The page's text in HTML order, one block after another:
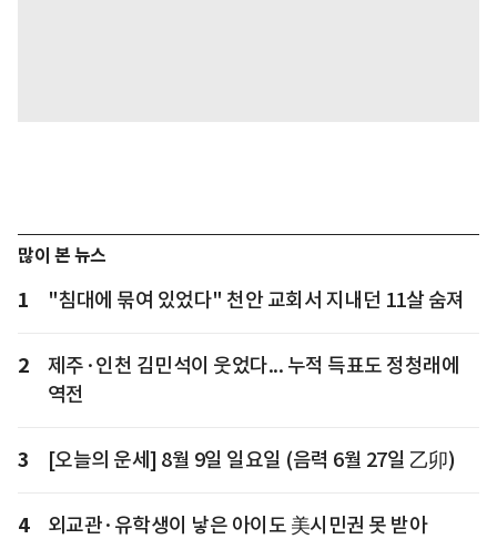
많이 본 뉴스
1 "침대에 묶여 있었다" 천안 교회서 지내던 11살 숨져
2
제주·인천 김민석이 웃었다... 누적 득표도 정청래에
역전
3 [오늘의 운세] 8월 9일 일요일 (음력 6월 27일 乙卯)
4 외교관·유학생이 낳은 아이도 美시민권 못 받아